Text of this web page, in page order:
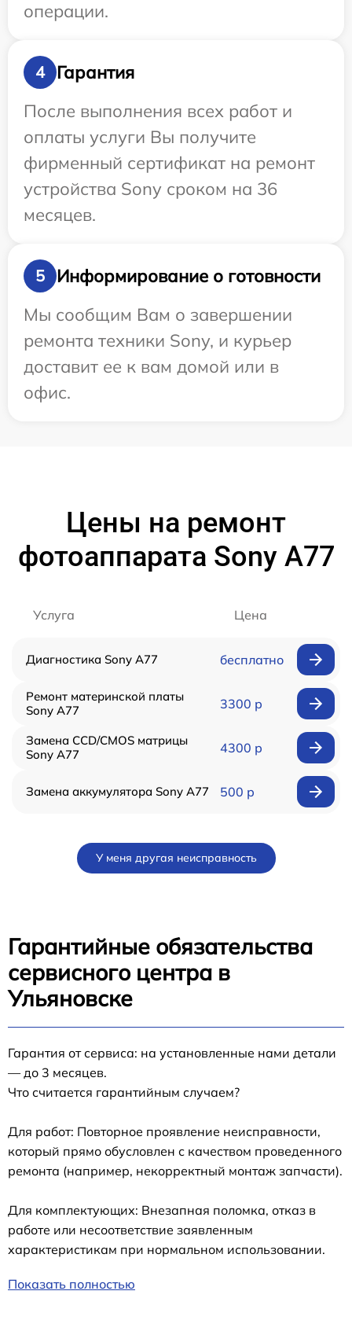
операции.
4
Гарантия
После выполнения всех работ и
оплаты услуги Вы получите
фирменный сертификат на ремонт
устройства Sony сроком на 36
месяцев.
5
Информирование о готовности
Мы сообщим Вам о завершении
ремонта техники Sony, и курьер
доставит ее к вам домой или в
офис.
Цены на ремонт
фотоаппарата Sony A77
Услуга Цена
Диагностика Sony A77 бесплатно
Ремонт материнской платы
Sony A77
3300 р
Замена CCD/CMOS матрицы
Sony A77
4300 р
Замена аккумулятора Sony A77 500 р
У меня другая неисправность
Гарантийные обязательства
сервисного центра в
Ульяновске
Гарантия от сервиса: на установленные нами детали
— до 3 месяцев.
Что считается гарантийным случаем?
Для работ: Повторное проявление неисправности,
который прямо обусловлен с качеством проведенного
ремонта (например, некорректный монтаж запчасти).
Для комплектующих: Внезапная поломка, отказ в
работе или несоответствие заявленным
характеристикам при нормальном использовании.
Показать полностью